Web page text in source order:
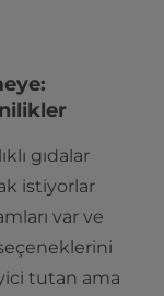
gıdalar
istiyorlar
var ve
tutan ama